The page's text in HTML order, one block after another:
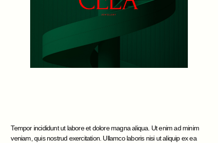
Tempor incididunt ut labore et dolore magna aliqua. Ut enim ad minim
veniam, quis nostrud exercitation. Ullamco laboris nisi ut aliquip ex ea